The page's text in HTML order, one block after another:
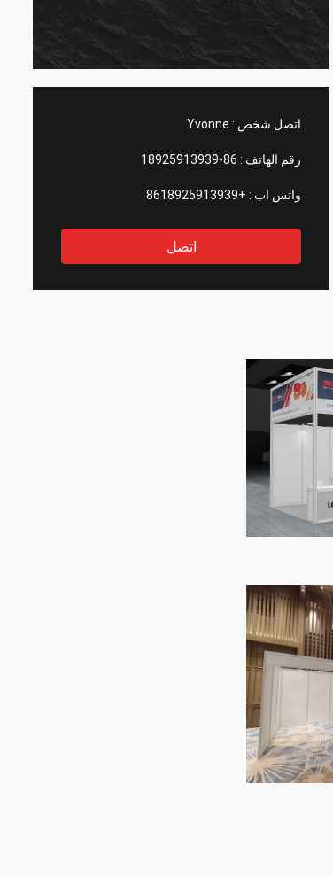
اتصل شخص : Yvonne
رقم الهاتف : 86-18925913939
واتس اب : +8618925913939
اتصل